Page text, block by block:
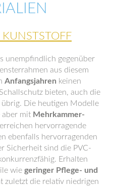
unempfindlich gegenüber
aus diesem
Anfangsjahren keinen
bieten, auch die
Die heutigen Modelle
aber mit Mehrkammer-
hervorragende
ebenfalls hervorragenden
Sicherheit sind die PVC-
Erhalten
wie geringer Pflege- und
zuletzt die relativ niedrigen